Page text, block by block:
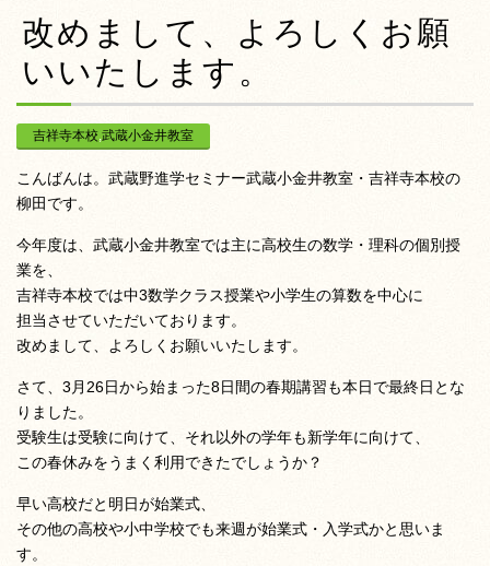
改めまして、よろしくお願
いいたします。
吉祥寺本校,武蔵小金井教室
こんばんは。武蔵野進学セミナー武蔵小金井教室・吉祥寺本校の
柳田です。
今年度は、武蔵小金井教室では主に高校生の数学・理科の個別授
業を、
吉祥寺本校では中3数学クラス授業や小学生の算数を中心に
担当させていただいております。
改めまして、よろしくお願いいたします。
さて、3月26日から始まった8日間の春期講習も本日で最終日とな
りました。
受験生は受験に向けて、それ以外の学年も新学年に向けて、
この春休みをうまく利用できたでしょうか？
早い高校だと明日が始業式、
その他の高校や小中学校でも来週が始業式・入学式かと思いま
す。